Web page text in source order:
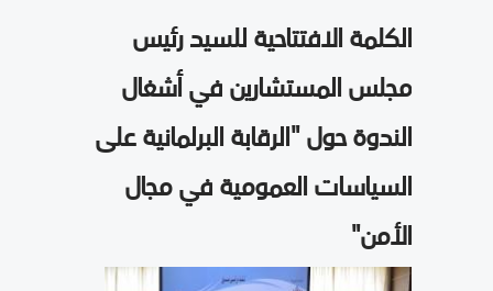
الكلمة الافتتاحية للسيد رئيس
مجلس المستشارين في أشغال
الندوة حول "الرقابة البرلمانية على
السياسات العمومية في مجال
الأمن"